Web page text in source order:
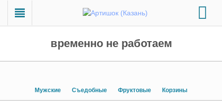
временно не работаем
Мужские Съедобные Фруктовые Корзины